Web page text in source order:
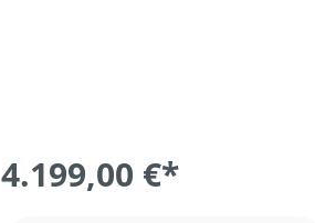
4.199,00 €*